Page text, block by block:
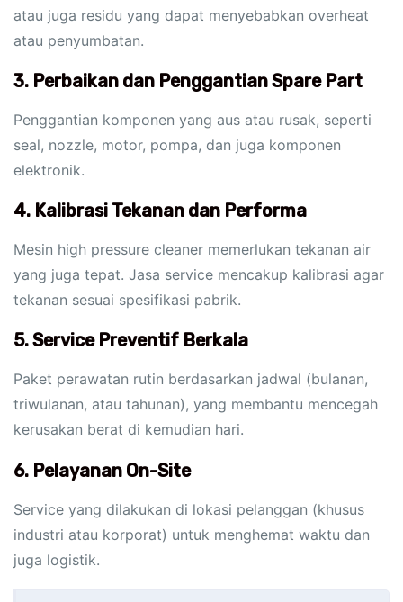
atau juga residu yang dapat menyebabkan overheat
atau penyumbatan.
3. Perbaikan dan Penggantian Spare Part
Penggantian komponen yang aus atau rusak, seperti
seal, nozzle, motor, pompa, dan juga komponen
elektronik.
4. Kalibrasi Tekanan dan Performa
Mesin high pressure cleaner memerlukan tekanan air
yang juga tepat. Jasa service mencakup kalibrasi agar
tekanan sesuai spesifikasi pabrik.
5.Service Preventif Berkala
Paket perawatan rutin berdasarkan jadwal (bulanan,
triwulanan, atau tahunan), yang membantu mencegah
kerusakan berat di kemudian hari.
6. Pelayanan On-Site
Service yang dilakukan di lokasi pelanggan (khusus
industri atau korporat) untuk menghemat waktu dan
juga logistik.